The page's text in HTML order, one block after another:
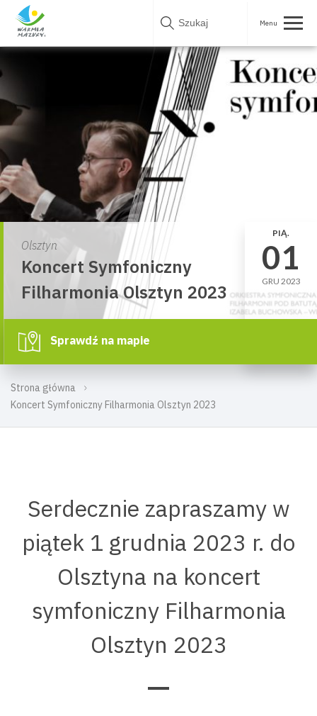
Skip
Strona główna
Koncert Symfoniczny Filharmonia Olsztyn 2023
Olsztyn
Koncert Symfoniczny
Filharmonia Olsztyn 2023
PIĄ.
01
GRU 2023
Sprawdź na mapie
Serdecznie zapraszamy w
piątek 1 grudnia 2023 r. do
Olsztyna na koncert
symfoniczny Filharmonia
Olsztyn 2023